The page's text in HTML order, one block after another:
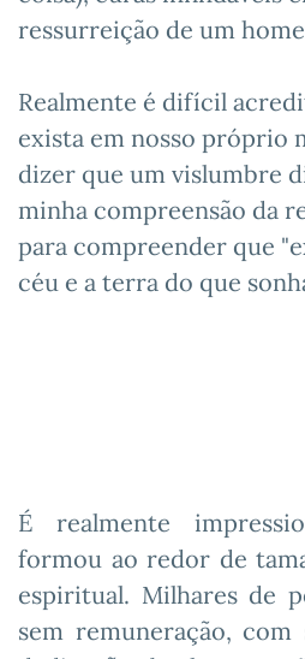
ressurreição de um
Realmente é difícil
exista em nosso próprio
dizer que um vislumbre
minha compreensão da
para compreender que
céu e a terra do que
É realmente
formou ao redor de
espiritual. Milhares de
sem remuneração,